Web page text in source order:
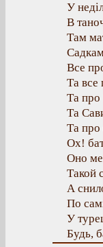
У
В
Там
Все
Та все
Та про
Та
Та
Ох!
Оно
Такой
А
По
У
Будь,